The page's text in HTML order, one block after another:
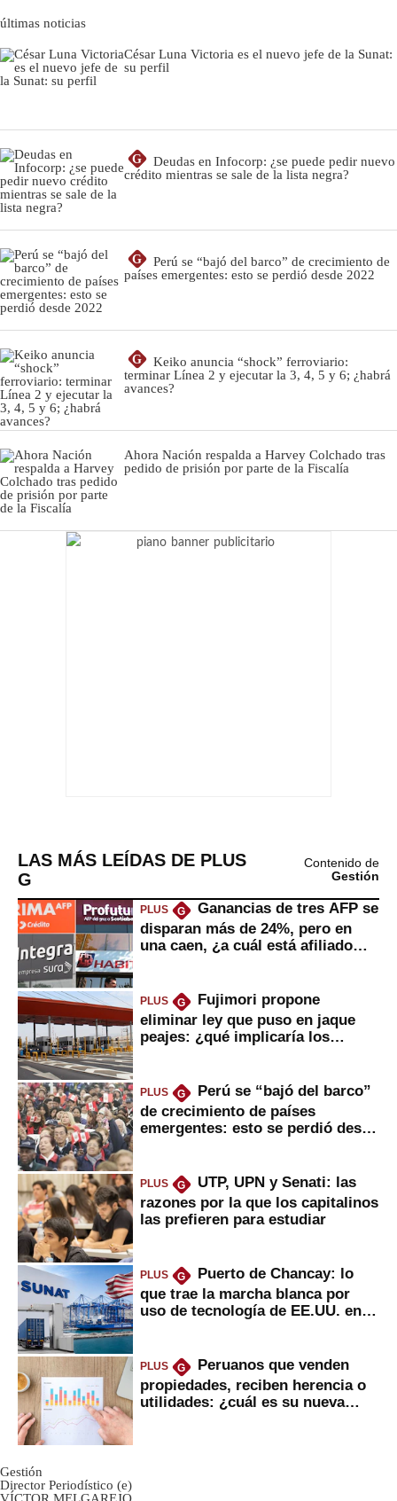
últimas noticias
César Luna Victoria es el nuevo jefe de la Sunat:
su perfil
G
Deudas en Infocorp: ¿se puede pedir nuevo
crédito mientras se sale de la lista negra?
G
Perú se “bajó del barco” de crecimiento de
países emergentes: esto se perdió desde 2022
G
Keiko anuncia “shock” ferroviario:
terminar Línea 2 y ejecutar la 3, 4, 5 y 6; ¿habrá
avances?
Ahora Nación respalda a Harvey Colchado tras
pedido de prisión por parte de la Fiscalía
LAS MÁS LEÍDAS DE PLUS
G
Contenido de
Gestión
PLUS G
Ganancias de tres AFP se
disparan más de 24%, pero en
una caen, ¿a cuál está afiliado
PLUS G
Fujimori propone
eliminar ley que puso en jaque
peajes: ¿qué implicaría los
PLUS G
Perú se “bajó del barco”
de crecimiento de países
emergentes: esto se perdió desde
PLUS G
UTP, UPN y Senati: las
razones por la que los capitalinos
las prefieren para estudiar
PLUS G
Puerto de Chancay: lo
que trae la marcha blanca por
uso de tecnología de EE.UU. en
PLUS G
Peruanos que venden
propiedades, reciben herencia o
utilidades: ¿cuál es su nueva
Gestión
Director Periodístico (e)
VÍCTOR MELGAREJO